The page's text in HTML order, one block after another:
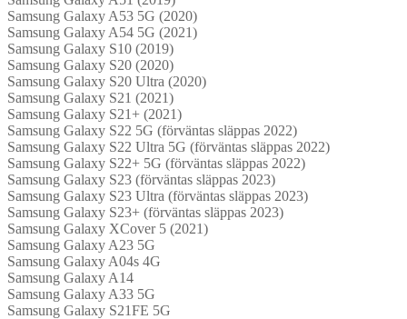
Samsung Galaxy A53 5G (2020)
Samsung Galaxy A54 5G (2021)
Samsung Galaxy S10 (2019)
Samsung Galaxy S20 (2020)
Samsung Galaxy S20 Ultra (2020)
Samsung Galaxy S21 (2021)
Samsung Galaxy S21+ (2021)
Samsung Galaxy S22 5G (förväntas släppas 2022)
Samsung Galaxy S22 Ultra 5G (förväntas släppas 2022)
Samsung Galaxy S22+ 5G (förväntas släppas 2022)
Samsung Galaxy S23 (förväntas släppas 2023)
Samsung Galaxy S23 Ultra (förväntas släppas 2023)
Samsung Galaxy S23+ (förväntas släppas 2023)
Samsung Galaxy XCover 5 (2021)
Samsung Galaxy A23 5G
Samsung Galaxy A04s 4G
Samsung Galaxy A14
Samsung Galaxy A33 5G
Samsung Galaxy S21FE 5G